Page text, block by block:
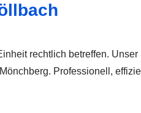
rechtlich betreffen.
Professionell,